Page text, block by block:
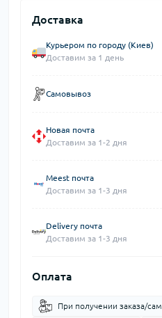
Доставка
Курьером по городу (Киев)
Доставим за 1 день
Самовывоз
Новая почта
Доставим за 1-2 дня
Meest почта
Доставим за 1-3 дня
Delivery почта
Доставим за 1-3 дня
Оплата
При получении заказа/